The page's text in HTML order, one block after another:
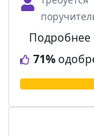
71%
Подробнее